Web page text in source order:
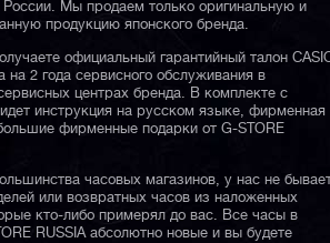
России. Мы продаем только оригинальную и
продукцию японского бренда.
официальный гарантийный талон
на 2 года сервисного обслуживания в
центрах бренда. В комплекте с
инструкция на русском языке, фирменная
фирменные подарки от G-STORE
часовых магазинов, у нас не
или возвратных часов из наложенных
кто-либо примерял до вас. Все часы в
RUSSIA абсолютно новые и вы будете